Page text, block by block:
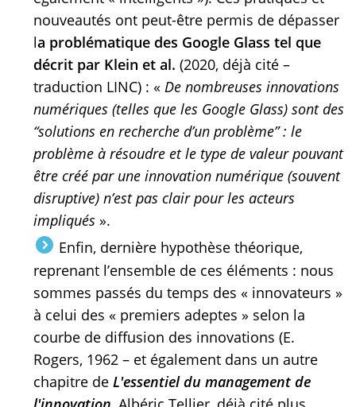
nouveautés ont peut-être permis de dépasser
la problématique des Google Glass tel que
décrit par Klein et al. (2020, déjà cité –
traduction LINC) : « De nombreuses innovations
numériques (telles que les Google Glass) sont des
“solutions en recherche d’un problème” : le
problème à résoudre et le type de valeur pouvant
être créé par une innovation numérique (souvent
disruptive) n’est pas clair pour les acteurs
impliqués ».
Enfin, dernière hypothèse théorique,
reprenant l’ensemble de ces éléments : nous
sommes passés du temps des « innovateurs »
à celui des « premiers adeptes » selon la
courbe de diffusion des innovations (E.
Rogers, 1962 – et également dans un autre
chapitre de L'essentiel du management de